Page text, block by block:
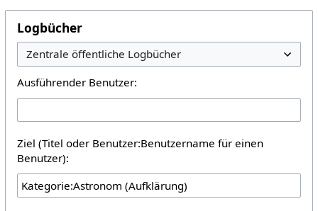
Logbücher
Ausführender Benutzer:
Ziel (Titel oder Benutzer:Benutzername für einen
Benutzer):